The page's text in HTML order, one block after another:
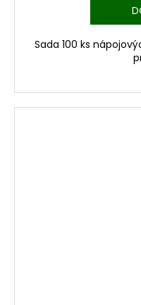
Sada 100 ks